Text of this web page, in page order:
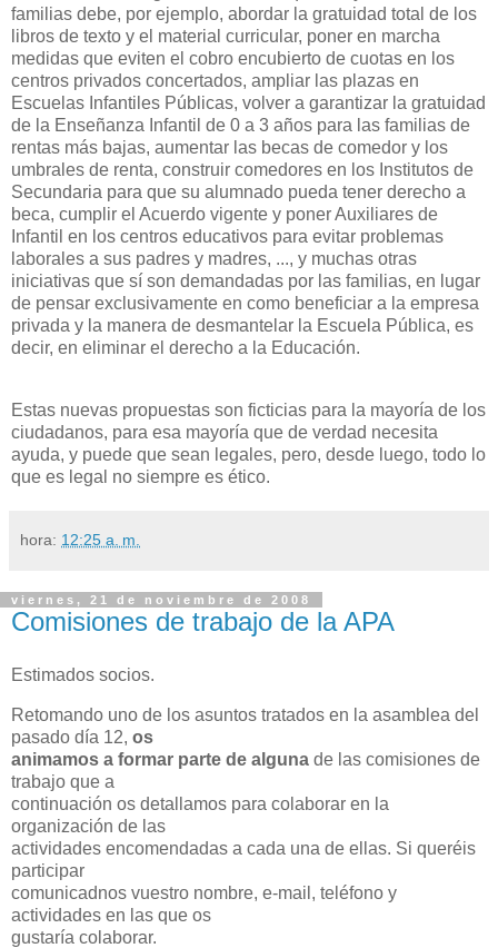
familias debe, por ejemplo, abordar la gratuidad total de los
libros de texto y el material curricular, poner en marcha
medidas que eviten el cobro encubierto de cuotas en los
centros privados concertados, ampliar las plazas en
Escuelas Infantiles Públicas, volver a garantizar la gratuidad
de la Enseñanza Infantil de 0 a 3 años para las familias de
rentas más bajas, aumentar las becas de comedor y los
umbrales de renta, construir comedores en los Institutos de
Secundaria para que su alumnado pueda tener derecho a
beca, cumplir el Acuerdo vigente y poner Auxiliares de
Infantil en los centros educativos para evitar problemas
laborales a sus padres y madres, ..., y muchas otras
iniciativas que sí son demandadas por las familias, en lugar
de pensar exclusivamente en como beneficiar a la empresa
privada y la manera de desmantelar la Escuela Pública, es
decir, en eliminar el derecho a la Educación.
Estas nuevas propuestas son ficticias para la mayoría de los
ciudadanos, para esa mayoría que de verdad necesita
ayuda, y puede que sean legales, pero, desde luego, todo lo
que es legal no siempre es ético.
hora: 12:25 a. m.
viernes, 21 de noviembre de 2008
Comisiones de trabajo de la APA
Estimados socios.
Retomando uno de los asuntos tratados en la asamblea del
pasado día 12, os
animamos a formar parte de alguna de las comisiones de
trabajo que a
continuación os detallamos para colaborar en la
organización de las
actividades encomendadas a cada una de ellas. Si queréis
participar
comunicadnos vuestro nombre, e-mail, teléfono y
actividades en las que os
gustaría colaborar.